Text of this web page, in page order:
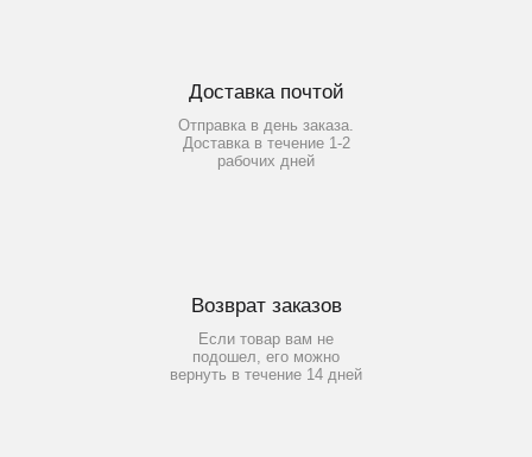
Доставка почтой
Отправка в день заказа.
Доставка в течение 1-2
рабочих дней
Возврат заказов
Если товар вам не
подошел, его можно
вернуть в течение 14 дней